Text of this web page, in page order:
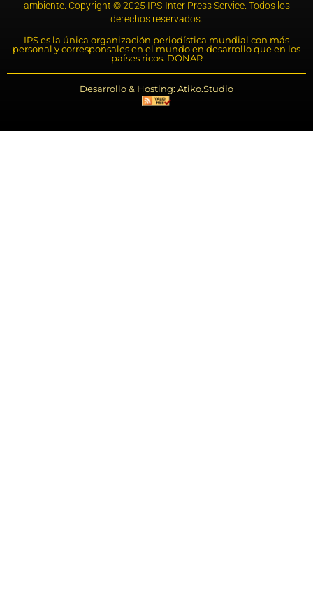
ambiente. Copyright © 2025 IPS-Inter Press Service. Todos los
derechos reservados.
IPS es la única organización periodística mundial con más
personal y corresponsales en el mundo en desarrollo que en los
países ricos. DONAR
Desarrollo & Hosting: Atiko.Studio